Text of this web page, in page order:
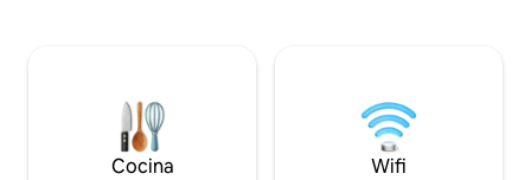
Cocina Wifi